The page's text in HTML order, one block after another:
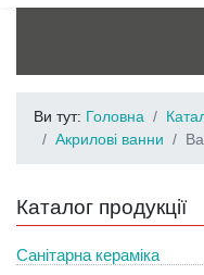
Ви тут: Головна
Акрилові ванни
Каталог продукції
Санітарна кераміка